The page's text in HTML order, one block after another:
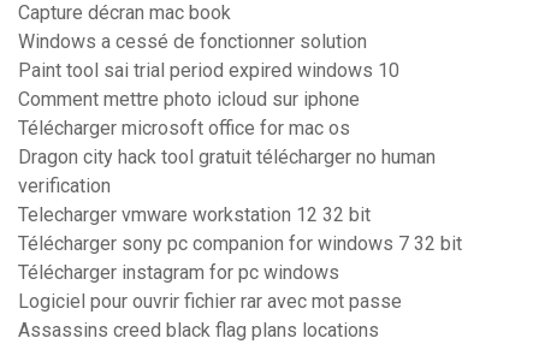
Capture décran mac book
Windows a cessé de fonctionner solution
Paint tool sai trial period expired windows 10
Comment mettre photo icloud sur iphone
Télécharger microsoft office for mac os
Dragon city hack tool gratuit télécharger no human
verification
Telecharger vmware workstation 12 32 bit
Télécharger sony pc companion for windows 7 32 bit
Télécharger instagram for pc windows
Logiciel pour ouvrir fichier rar avec mot passe
Assassins creed black flag plans locations